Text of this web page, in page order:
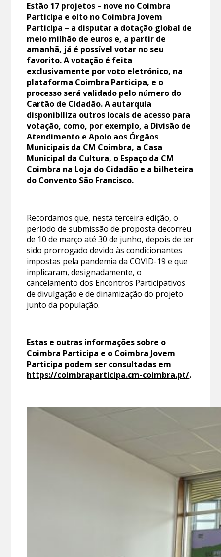
Estão 17 projetos – nove no Coimbra
Participa e oito no Coimbra Jovem
Participa – a disputar a dotação global de
meio milhão de euros e, a partir de
amanhã, já é possível votar no seu
favorito. A votação é feita
exclusivamente por voto eletrónico, na
plataforma Coimbra Participa, e o
processo será validado pelo número do
Cartão de Cidadão. A autarquia
disponibiliza outros locais de acesso para
votação, como, por exemplo, a Divisão de
Atendimento e Apoio aos Órgãos
Municipais da CM Coimbra, a Casa
Municipal da Cultura, o Espaço da CM
Coimbra na Loja do Cidadão e a bilheteira
do Convento São Francisco.
Recordamos que, nesta terceira edição, o
período de submissão de proposta decorreu
de 10 de março até 30 de junho, depois de ter
sido prorrogado devido às condicionantes
impostas pela pandemia da COVID-19 e que
implicaram, designadamente, o
cancelamento dos Encontros Participativos
de divulgação e de dinamização do projeto
junto da população.
Estas e outras informações sobre o
Coimbra Participa e o Coimbra Jovem
Participa podem ser consultadas em
https://coimbraparticipa.cm-coimbra.pt/.